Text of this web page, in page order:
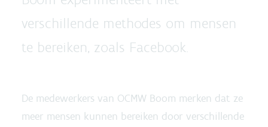
verschillende methodes om mensen
te bereiken, zoals Facebook.
De medewerkers van OCMW Boom merken dat ze
meer mensen kunnen bereiken door verschillende